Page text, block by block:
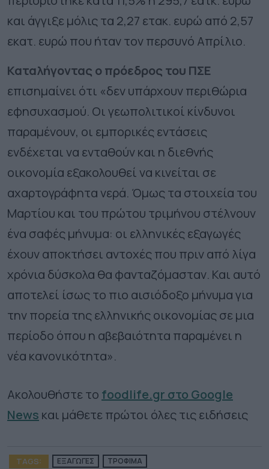
και άγγιξε μόλις τα 2,27 ετακ. ευρώ από 2,57
εκατ. ευρώ που ήταν τον περσυνό Απρίλιο.
Καταλήγοντας ο πρόεδρος του ΠΣΕ
επισημαίνει ότι «δεν υπάρχουν περιθώρια
εφησυχασμού. Οι γεωπολιτικοί κίνδυνοι
παραμένουν, οι εμπορικές εντάσεις
ενδέχεται να ενταθούν και η διεθνής
οικονομία εξακολουθεί να κινείται σε
αχαρτογράφητα νερά. Όμως τα στοιχεία του
Μαρτίου και του πρώτου τριμήνου στέλνουν
ένα σαφές μήνυμα: οι ελληνικές εξαγωγές
έχουν αποκτήσει αντοχές που πριν από λίγα
χρόνια δύσκολα θα φανταζόμασταν. Και αυτό
αποτελεί ίσως το πιο αισιόδοξο μήνυμα για
την πορεία της ελληνικής οικονομίας σε μια
περίοδο όπου η αβεβαιότητα παραμένει η
νέα κανονικότητα».
Ακολουθήστε το foodlife.gr στο Google
News και μάθετε πρώτοι όλες τις ειδήσεις
TAGS: ΕΞΑΓΩΓΕΣ ΤΡΟΦΙΜΑ